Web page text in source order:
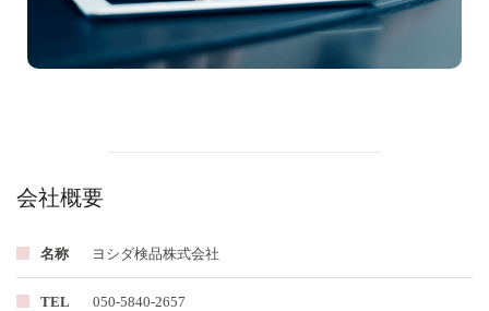
会社概要
名称 ヨシダ検品株式会社
TEL 050-5840-2657